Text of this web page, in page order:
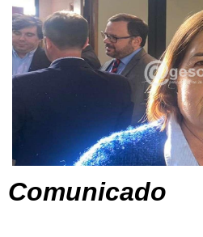
Comunicado